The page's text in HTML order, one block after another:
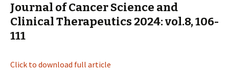
Journal of Cancer Science and
Clinical Therapeutics 2024: vol.8, 106-
111
Click to download full article